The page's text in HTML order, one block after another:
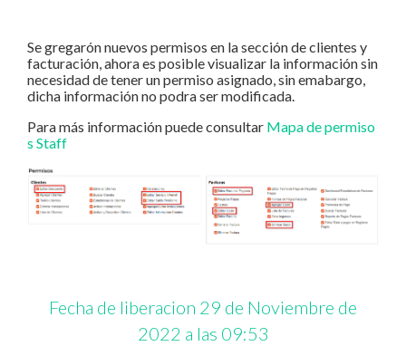
Se gregarón nuevos permisos en la sección de clientes y
facturación, ahora es posible visualizar la información sin
necesidad de tener un permiso asignado, sin emabargo,
dicha información no podra ser modificada.
Para más información puede consultar Mapa de permiso
s Staff
Fecha de liberacion 29 de Noviembre de
2022 a las 09:53